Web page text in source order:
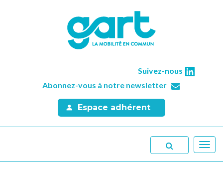
Suivez-nous
Abonnez-vous à notre newsletter
Espace adhérent